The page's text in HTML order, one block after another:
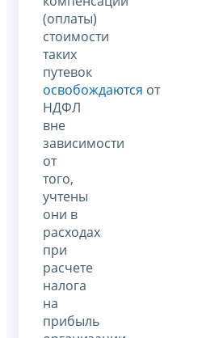
(оплаты)
стоимости
таких
путевок
освобождаются от
НДФЛ
вне
зависимости
от
того,
учтены
они в
расходах
при
расчете
налога
на
прибыль